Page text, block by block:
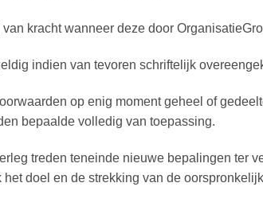
kracht wanneer deze door
indien van tevoren schriftelijk
op enig moment geheel of
bepaalde volledig van toepassing.
treden teneinde nieuwe bepalingen ter
doel en de strekking van de